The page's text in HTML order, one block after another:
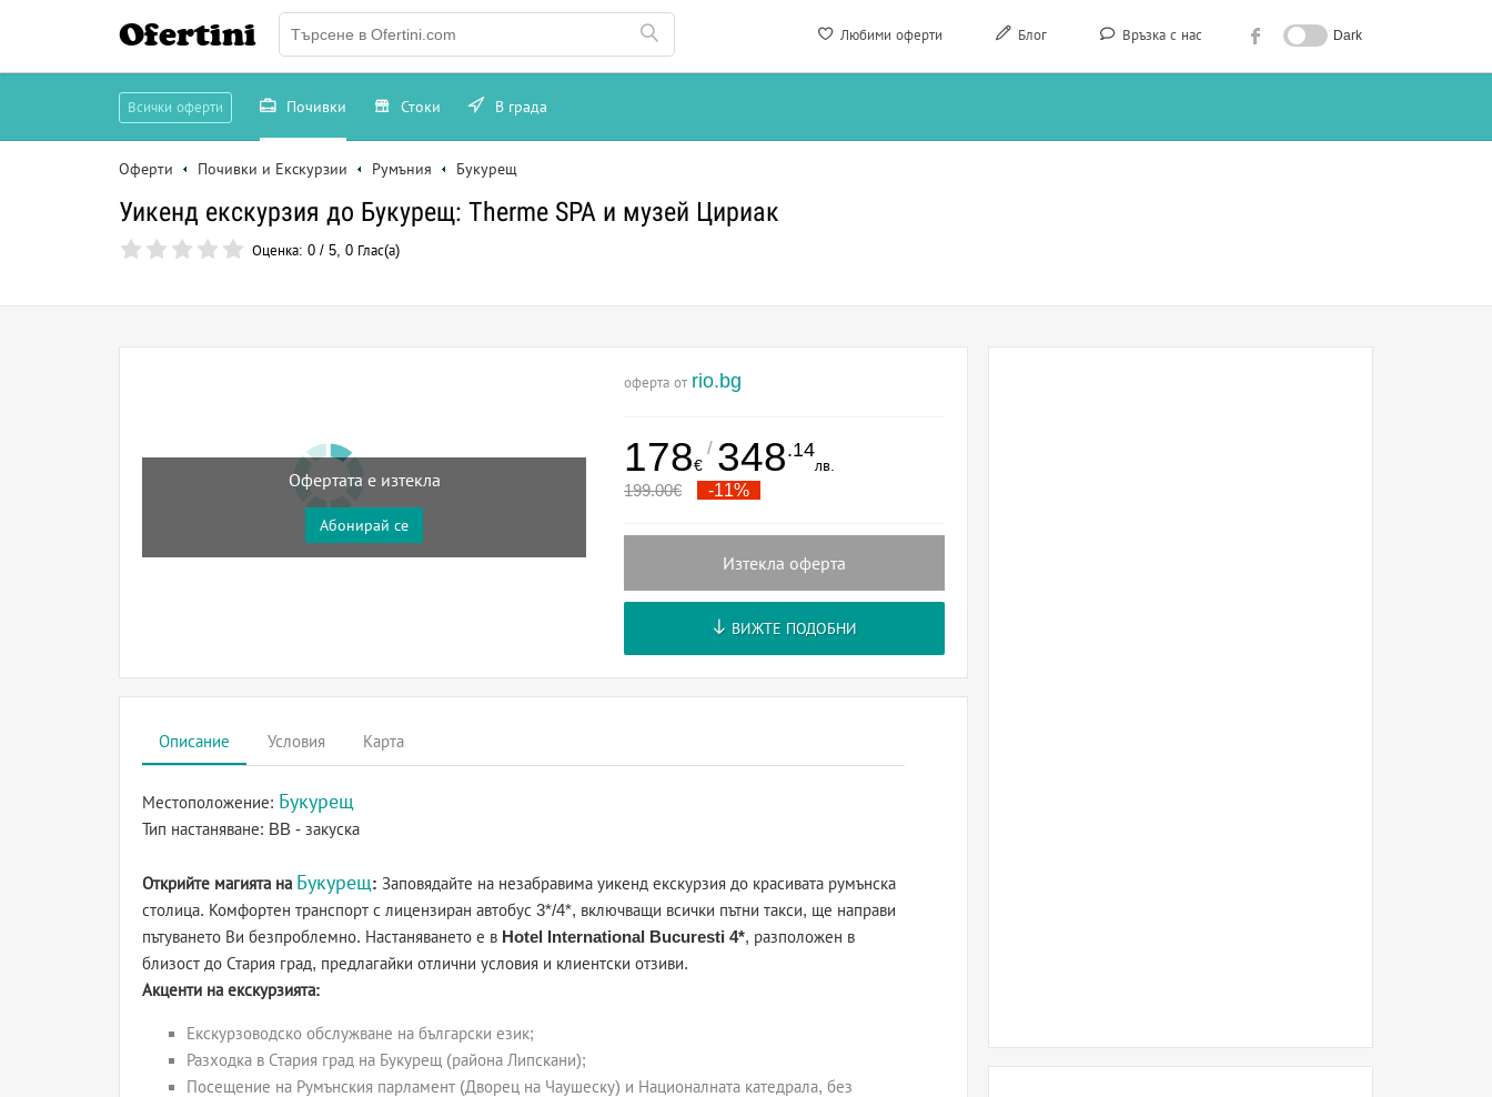
Любими оферти Блог Връзка с нас Dark
Ofertini
Всички оферти Почивки Стоки В града
Оферти Почивки и Екскурзии Румъния Букурещ
Уикенд екскурзия до Букурещ: Therme SPA и музей Цириак
Оценка: 0 / 5, 0 Глас(а)
Офертата е изтекла
Абонирай се
оферта от rio.bg
178€
/ 348.14
лв.
199.00€ -11%
Изтекла оферта
ВИЖТЕ ПОДОБНИ
Описание Условия Карта
Местоположение: Букурещ
Тип настаняване: BB - закуска
Открийте магията на Букурещ: Заповядайте на незабравима уикенд екскурзия до красивата румънска
столица. Комфортен транспорт с лицензиран автобус 3*/4*, включващи всички пътни такси, ще направи
пътуването Ви безпроблемно. Настаняването е в Hotel International Bucuresti 4*, разположен в
близост до Стария град, предлагайки отлични условия и клиентски отзиви.
Акценти на екскурзията:
Екскурзоводско обслужване на български език;
Разходка в Стария град на Букурещ (района Липскани);
Посещение на Румънския парламент (Дворец на Чаушеску) и Националната катедрала, без